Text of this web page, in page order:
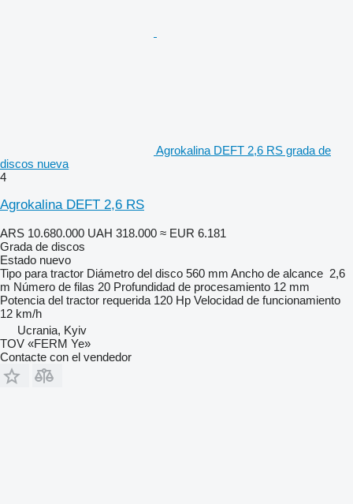
Agrokalina DEFT 2,6 RS grada de
discos nueva
4
Agrokalina DEFT 2,6 RS
ARS 10.680.000 UAH 318.000 ≈ EUR 6.181
Grada de discos
Estado nuevo
Tipo para tractor Diámetro del disco 560 mm Ancho de alcance 2,6
m Número de filas 20 Profundidad de procesamiento 12 mm
Potencia del tractor requerida 120 Hp Velocidad de funcionamiento
12 km/h
Ucrania, Kyiv
TOV «FERM Ye»
Contacte con el vendedor